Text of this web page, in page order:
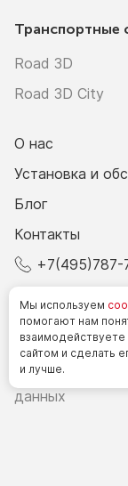
Транспортные
Road 3D
Road 3D City
О нас
Установка и
Блог
Контакты
+7(495)787-
Счетчики
Политика в
данных
Мы используем
помогают нам
взаимодействуете
сайтом и сделать
и лучше.